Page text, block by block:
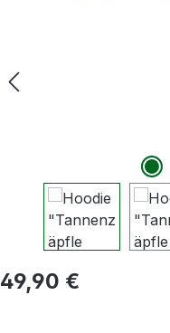
Regulärer Preis:
49,90 €